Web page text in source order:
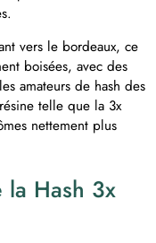
vers le bordeaux, ce
boisées, avec des
amateurs de hash des
telle que la 3x
nettement plus
la Hash 3x